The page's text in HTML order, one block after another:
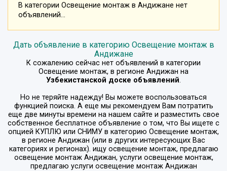
В категории Освещение монтаж в Андижане нет
объявлений...
Дать объявление в категорию Освещение монтаж в
Андижане
К сожалению сейчас нет объявлений в категории
Освещение монтаж, в регионе Андижан на
Узбекистанской доске объявлений.
Но не теряйте надежду! Вы можете воспользоваться
функцией поиска. А еще мы рекомендуем Вам потратить
еще две минуты времени на нашем сайте и разместить свое
собственное бесплатное объявление о том, что Вы ищете с
опцией КУПЛЮ или СНИМУ в категорию Освещение монтаж,
в регионе Андижан (или в других интересующих Вас
категориях и регионах). ищу освещение монтаж, предлагаю
освещение монтаж Андижан, услуги освещение монтаж,
предлагаю услуги освещение монтаж Андижан